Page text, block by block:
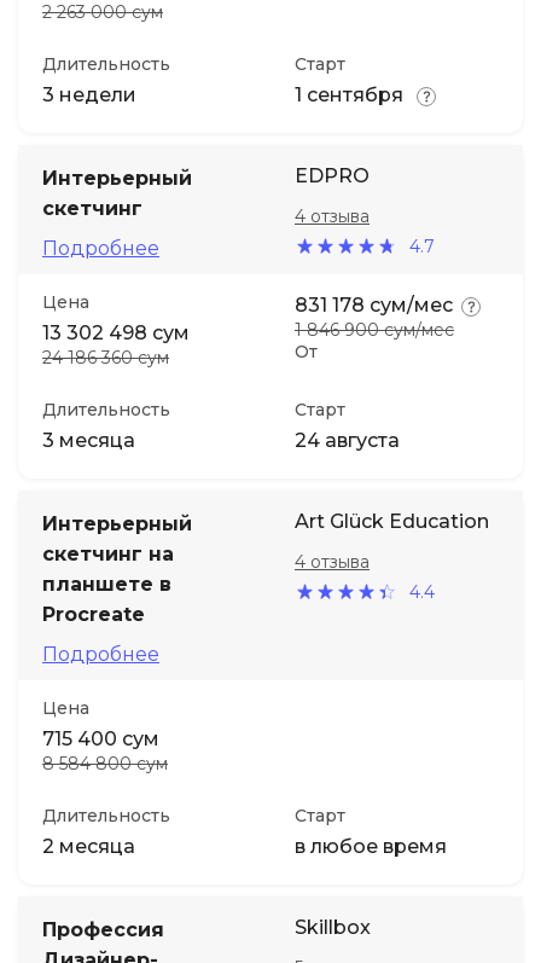
2 263 000 сум
Длительность
3 недели
Старт
1 сентября
Интерьерный
скетчинг
Подробнее
EDPRO
4.7
4 отзыва
Цена
13 302 498 сум
24 186 360 сум От
831 178 сум/мес
1 846 900 сум/мес
Длительность
3 месяца
Старт
24 августа
Интерьерный
скетчинг на
планшете в
Procreate
Подробнее
Art Glück Education
4.4
4 отзыва
Цена
715 400 сум
8 584 800 сум
Длительность
2 месяца
Старт
в любое время
Профессия
Skillbox